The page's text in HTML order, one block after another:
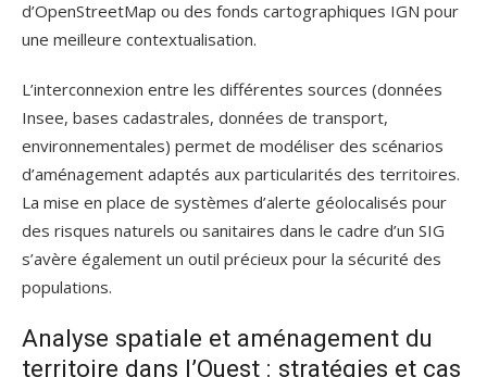
d’OpenStreetMap ou des fonds cartographiques IGN pour
une meilleure contextualisation.
L’interconnexion entre les différentes sources (données
Insee, bases cadastrales, données de transport,
environnementales) permet de modéliser des scénarios
d’aménagement adaptés aux particularités des territoires.
La mise en place de systèmes d’alerte géolocalisés pour
des risques naturels ou sanitaires dans le cadre d’un SIG
s’avère également un outil précieux pour la sécurité des
populations.
Analyse spatiale et aménagement du
territoire dans l’Ouest : stratégies et cas